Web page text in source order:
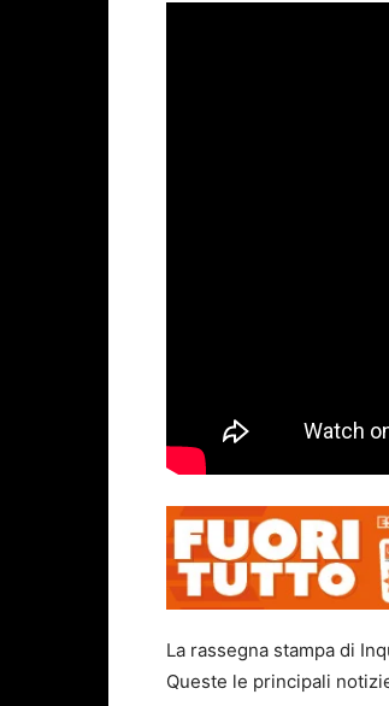
La rassegna stampa di
Queste le principali